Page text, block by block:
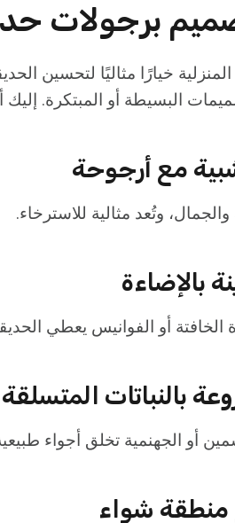
برجولات
المنزلية خيارًا مثاليًا لتحسين
البسيطة أو المبتكرة. إليك
مع أرجوحة
وتُعد مثالية للاسترخاء.
بالإضاءة
الخافتة أو الفوانيس يعطي
بالنباتات المتسلقة
أو الجهنمية تخلق أجواء
منطقة شواء